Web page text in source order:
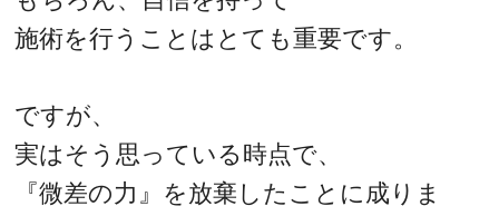
施術を行うことはとても重要です。
ですが、
実はそう思っている時点で、
『微差の力』を放棄したことに成りま